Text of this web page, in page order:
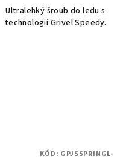
Ultralehký šroub do ledu s
technologií Grivel Speedy.
KÓD: GPJSSPRINGL-